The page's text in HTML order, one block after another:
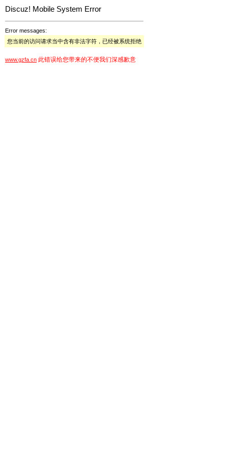
Discuz! Mobile System Error
Error messages:
您当前的访问请求当中含有非法字符，已经被系统拒绝
www.gzfa.cn 此错误给您带来的不便我们深感歉意